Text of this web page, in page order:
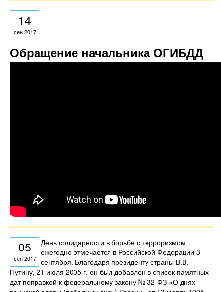
14
сен 2017
Обращение начальника ОГИБДД
05
сен 2017
День солидарности в борьбе с терроризмом
ежегодно отмечается в Российской Федерации 3
сентября. Благодаря президенту страны В.В.
Путину, 21 июля 2005 г. он был добавлен в список памятных
дат поправкой к федеральному закону № 32-ФЗ «О днях